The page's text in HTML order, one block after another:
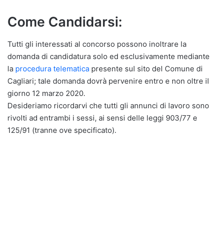
Come Candidarsi:
Tutti gli interessati al concorso possono inoltrare la
domanda di candidatura solo ed esclusivamente mediante
la procedura telematica presente sul sito del Comune di
Cagliari; tale domanda dovrà pervenire entro e non oltre il
giorno 12 marzo 2020.
Desideriamo ricordarvi che tutti gli annunci di lavoro sono
rivolti ad entrambi i sessi, ai sensi delle leggi 903/77 e
125/91 (tranne ove specificato).